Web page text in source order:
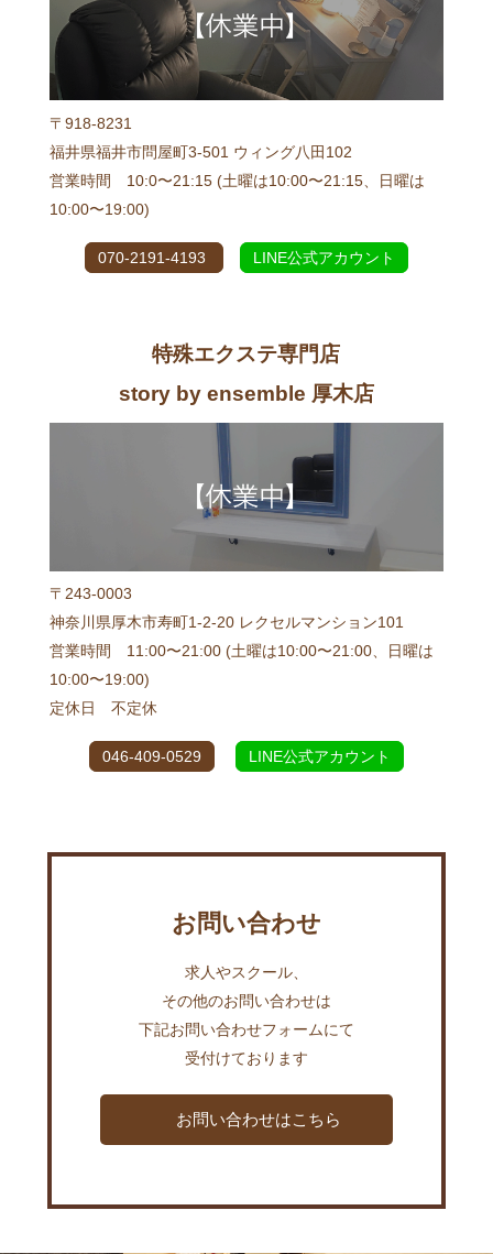
〒918-8231
福井県福井市問屋町3-501 ウィング八田102
営業時間 10:0〜21:15 (土曜は10:00〜21:15、日曜は
10:00〜19:00)
070-2191-4193 LINE公式アカウント
特殊エクステ専門店
story by ensemble 厚木店
〒243-0003
神奈川県厚木市寿町1-2-20 レクセルマンション101
営業時間 11:00〜21:00 (土曜は10:00〜21:00、日曜は
10:00〜19:00)
定休日 不定休
046-409-0529 LINE公式アカウント
お問い合わせ
求人やスクール、
その他のお問い合わせは
下記お問い合わせフォームにて
受付けております
お問い合わせはこちら